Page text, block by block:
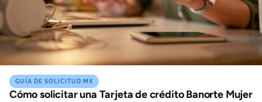
GUÍA DE SOLICITUD MX
Cómo solicitar una Tarjeta de crédito Banorte Mujer